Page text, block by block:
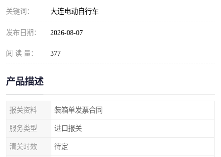
关键词： 大连电动自行车
发布日期： 2026-08-07
阅 读 量： 377
产品描述
报关资料 装箱单发票合同
服务类型 进口报关
清关时效 待定